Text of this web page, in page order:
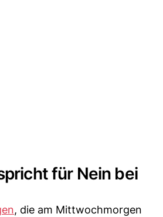
für Nein bei
, die am Mittwochmorgen